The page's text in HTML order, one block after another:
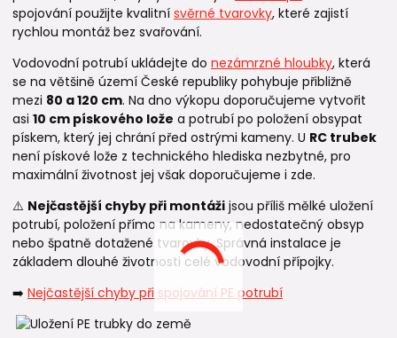
spojování použijte kvalitní svěrné tvarovky, které zajistí
rychlou montáž bez svařování.
Vodovodní potrubí ukládejte do nezámrzné hloubky, která
se na většině území České republiky pohybuje přibližně
mezi 80 a 120 cm. Na dno výkopu doporučujeme vytvořit
asi 10 cm pískového lože a potrubí po položení obsypat
pískem, který jej chrání před ostrými kameny. U RC trubek
není pískové lože z technického hlediska nezbytné, pro
maximální životnost jej však doporučujeme i zde.
⚠️ Nejčastější chyby při montáži jsou příliš mělké uložení
potrubí, položení přímo na kameny, nedostatečný obsyp
nebo špatně dotažené tvarovky. Správná instalace je
základem dlouhé životnosti celé vodovodní přípojky.
➡️ Nejčastější chyby při spojování PE potrubí